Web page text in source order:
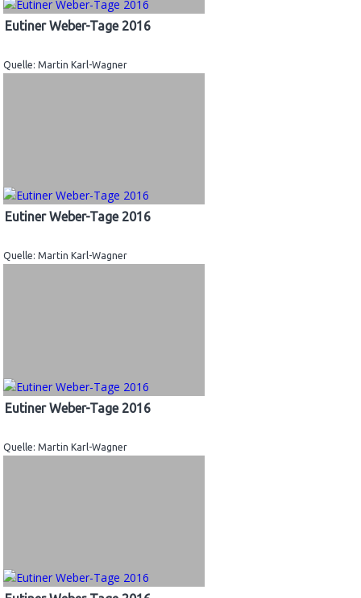
Eutiner Weber-Tage 2016
Quelle: Martin Karl-Wagner
Eutiner Weber-Tage 2016
Quelle: Martin Karl-Wagner
Eutiner Weber-Tage 2016
Quelle: Martin Karl-Wagner